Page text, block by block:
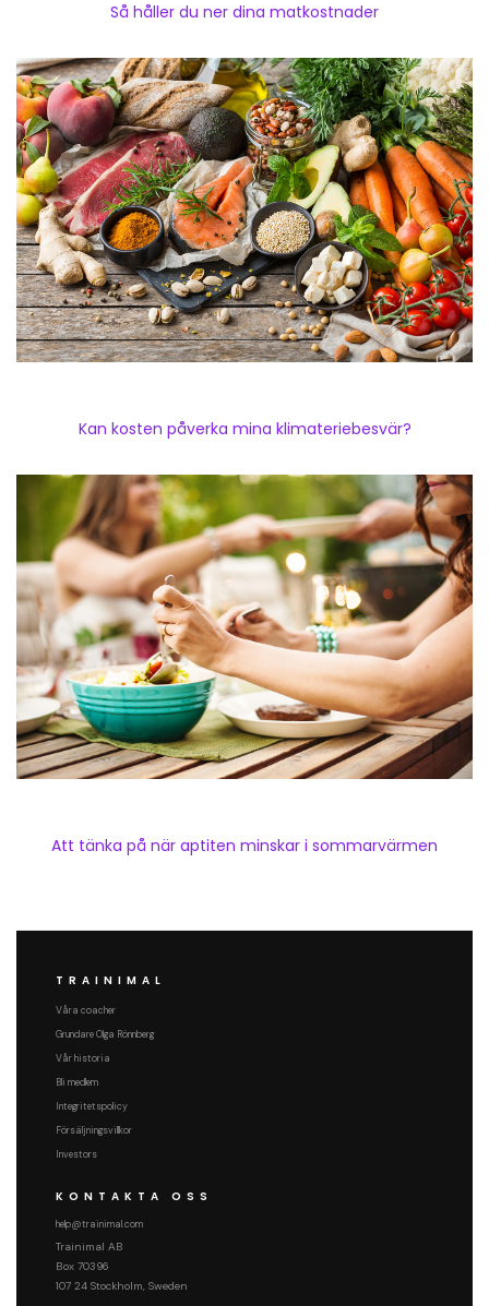
Så håller du ner dina matkostnader
Kan kosten påverka mina klimateriebesvär?
Att tänka på när aptiten minskar i sommarvärmen
TRAINIMAL
Våra coacher
Grundare Olga Rönnberg
Vår historia
Bli medlem
Integritetspolicy
Försäljningsvillkor
Investors
KONTAKTA OSS
help@trainimal.com
Trainimal AB
Box 70396
107 24 Stockholm, Sweden